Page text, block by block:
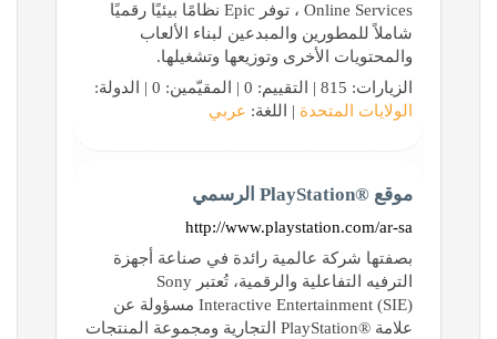
Online Services ، توفر Epic نظامًا بيئيًا رقميًا
شاملاً للمطورين والمبدعين لبناء الألعاب
والمحتويات الأخرى وتوزيعها وتشغيلها.
الزيارات: 815 | التقييم: 0 | المقيّمين: 0 | الدولة:
الولايات المتحدة | اللغة: عربي
موقع PlayStation®‎ الرسمي
http://www.playstation.com/ar-sa
بصفتها شركة عالمية رائدة في صناعة أجهزة
الترفيه التفاعلية والرقمية، تُعتبر Sony
Interactive Entertainment (SIE)‎ مسؤولة عن
علامة PlayStation®‎ التجارية ومجموعة المنتجات